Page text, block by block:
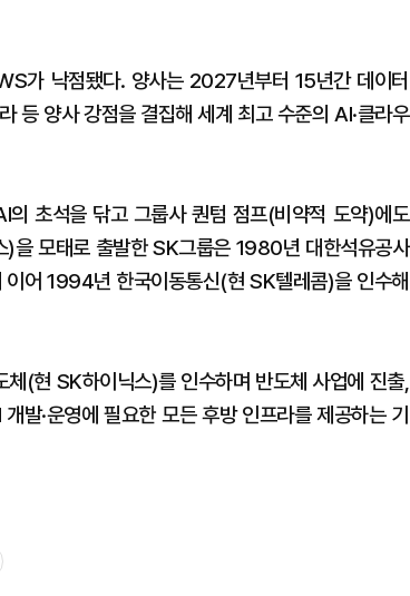
가 낙점됐다. 양사는 2027년부터 15년간 데이터
등 양사 강점을 결집해 세계 최고 수준의 AI·클라우
초석을 닦고 그룹사 퀀텀 점프(비약적 도약)에도
을 모태로 출발한 SK그룹은 1980년 대한석유공사
어 1994년 한국이동통신(현 SK텔레콤)을 인수해
(현 SK하이닉스)를 인수하며 반도체 사업에 진출,
발·운영에 필요한 모든 후방 인프라를 제공하는 기